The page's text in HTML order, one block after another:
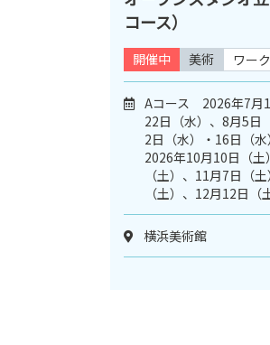
コース）
開催中 美術 ワー
Aコース 2026年7月1
22日（水）、8月5日
2日（水）・16日（
2026年10月10日（
（土）、11月7日（
（土）、12月12日（
横浜美術館